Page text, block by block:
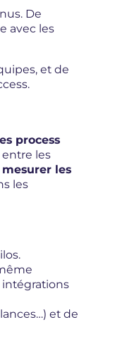
De
avec les
et de
process
les
mesurer les
les
intégrations
et de